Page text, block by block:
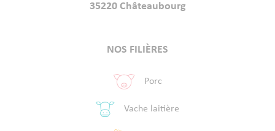
35220 Châteaubourg
NOS FILIÈRES
Porc
Vache laitière